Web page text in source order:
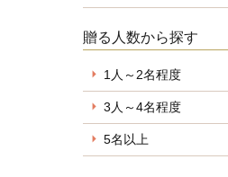
贈る人数から探す
1人～2名程度
3人～4名程度
5名以上